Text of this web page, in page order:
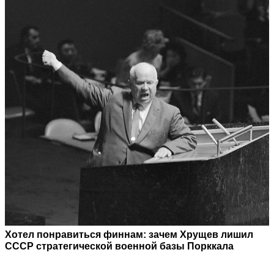
Хотел понравиться финнам: зачем Хрущев лишил
СССР стратегической военной базы Порккала